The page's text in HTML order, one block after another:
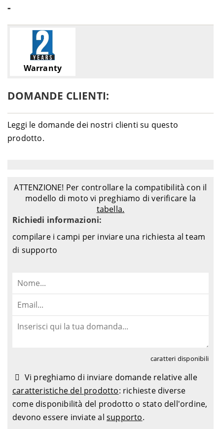
-
Warranty
DOMANDE CLIENTI:
Leggi le domande dei nostri clienti su questo
prodotto.
ATTENZIONE! Per controllare la compatibilità con il
modello di moto vi preghiamo di verificare la
tabella.
Richiedi informazioni:
compilare i campi per inviare una richiesta al team
di supporto
caratteri disponibili
Vi preghiamo di inviare domande relative alle
caratteristiche del prodotto: richieste diverse
come disponibilità del prodotto o stato dell'ordine,
devono essere inviate al supporto.